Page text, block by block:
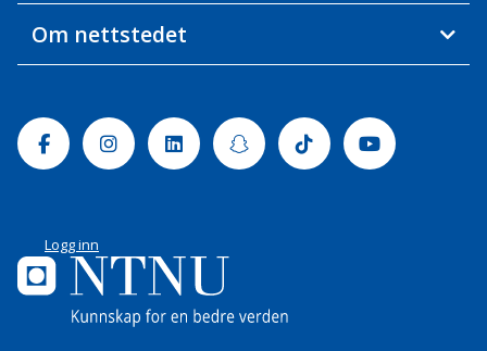
Om nettstedet
FacebookInstagramLinkedinSnapchatTiktok Youtube
Logg inn